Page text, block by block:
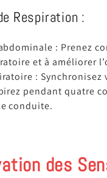
Respiration :
: Prenez
et à améliorer
:
pendant quatre
conduite.
des